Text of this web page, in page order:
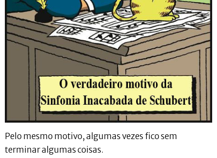
Pelo mesmo motivo, algumas vezes fico sem
terminar algumas coisas.